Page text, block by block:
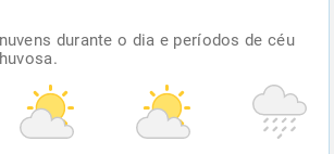
durante o dia e períodos de céu